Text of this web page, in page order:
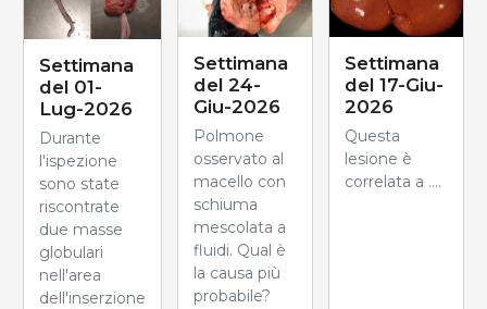
Settimana
del 01-
Lug-2026
Durante
l'ispezione
sono state
riscontrate
due masse
globulari
nell'area
dell'inserzione
Settimana
del 24-
Giu-2026
Polmone
osservato al
macello con
schiuma
mescolata a
fluidi. Qual è
la causa più
probabile?
Settimana
del 17-Giu-
2026
Questa
lesione è
correlata a ....